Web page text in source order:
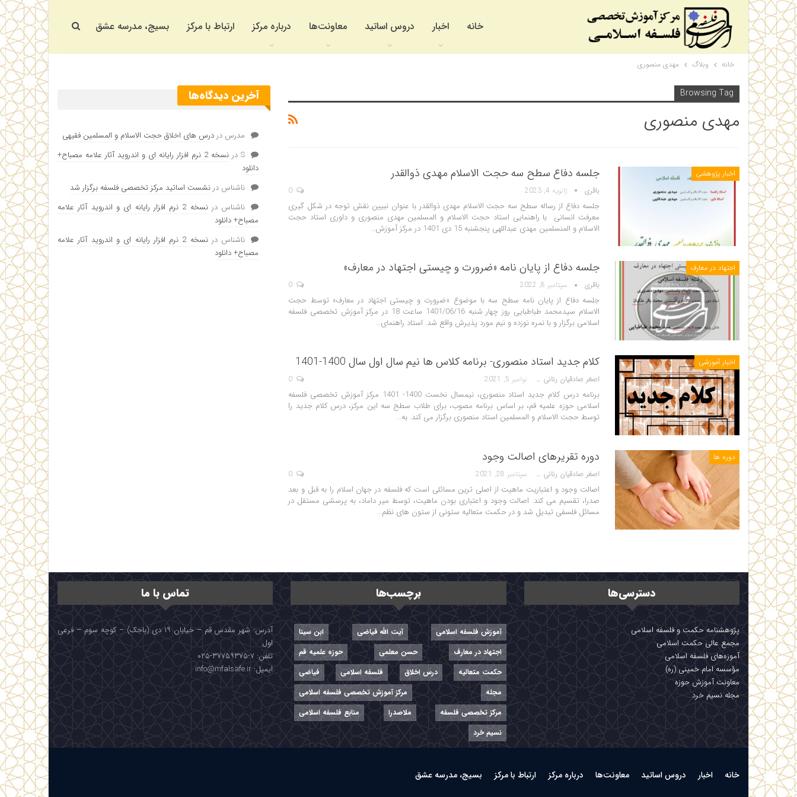
خانه اخبار دروس اساتید معاونت‌ها درباره مرکز ارتباط با مرکز بسیج، مدرسه عشق
خانه وبلاگ مهدی منصوری
Browsing Tag
مهدی منصوری
اخبار پژوهشی جلسه دفاع سطح سه حجت الاسلام مهدی ذوالقدر
باقری ژانویه 4, 2023
جلسه دفاع از رساله سطح سه حجت الاسلام مهدی ذوالقدر با عنوان نبیین نقش توجه در شکل گیری
معرفت انسانی با راهنمایی استاد حجت الاسلام و المسلمین مهدی منصوری و داوری استاد حجت
الاسلام و المنسلمین مهدی عبداللهی پنجشنبه 15 دی 1401 در مرکز آموزش…
اجتهاد در معارف جلسه دفاع از پایان نامه «ضرورت و چیستی اجتهاد در معارف»
باقری سپتامبر 8, 2022
جلسه دفاع از پایان نامه سطح سه با موضوع «ضرورت و چیستی اجتهاد در معارف» توسط حجت
الاسلام سیدمحمد طباطبایی روز چهار شنبه 1401/06/16 ساعت 18 در مرکز آموزش تخصصی فلسفه
اسلامی برگزار و با نمره نوزده و نیم مورد پذیرش واقع شد. استاد راهنمای…
اخبار آموزشی کلام جدید استاد منصوری- برنامه کلاس ها نیم سال اول سال 1400-1401
اصغر صادقیان رنانی نوامبر 5, 2021
برنامه درس کلام جدید استاد منصوری، نیمسال نخست 1400- 1401 مرکز آموزش تخصصی فلسفه
اسلامی حوزه علمیه قم، بر اساس برنامه مصوب، برای طلاب سطح سه این مرکز، درس کلام جدید را
توسط حجت الاسلام و المسلمین استاد منصوری برگزار می کند. به…
دوره ها دوره تقریرهای اصالت وجود
اصغر صادقیان رنانی سپتامبر 28, 2021
اصالت وجود و اعتباریت ماهیت از اصلی ترین مسائلی است که فلسفه در جهان اسلام را به قبل و بعد
صدرا، تقسیم می کند. اصالت وجود و اعتباری بودن ماهیت، توسط میر داماد، به پرسشی مستقل در
مسائل فلسفی تبدیل شد و در حکمت متعالیه ستونی از ستون های نظم…
آخرین دیدگاه‌ها
مدرس در درس های اخلاق حجت الاسلام و المسلمین فقیهی
Sدر
نسخه 2 نرم افزار رایانه ای و اندروید آثار علامه مصباح+
دانلود
ناشناس در نشست اساتید مرکز تخصصی فلسفه برگزار شد
ناشناس در
نسخه 2 نرم افزار رایانه ای و اندروید آثار علامه
مصباح+ دانلود
ناشناس در
نسخه 2 نرم افزار رایانه ای و اندروید آثار علامه
مصباح+ دانلود
دسترسی‌ها
پژوهشنامه حکمت و فلسفه اسلامی
مجمع عالی حکمت اسلامی
آموزه‌های فلسفه اسلامی
مؤسسه امام خمینی (ره)
معاونت آموزش حوزه
مجله نسیم خرد
برچسب‌ها
آموزش فلسفه اسلامی آیت الله فیاضی
ابن سینا
اجتهاد در معارف
حسن معلمی
حوزه علمیه قم
حکمت متعالیه
درس اخلاق فلسفه اسلامی
فیاضی
مجله
مرکز آموزش تخصصی فلسفه اسلامی
مرکز تخصصی فلسفه
ملاصدرا
منابع فلسفه اسلامی
نسیم خرد
تماس با ما
آدرس: شهر مقدس قم – خیابان ۱۹ دی (باجک) – کوچه سوم – فرعی
اول
تلفن: ۷-۳۷۷۵۹۳۷۵-۰۲۵
ایمیل: info@mfalsafe.ir
خانه اخبار دروس اساتید معاونت‌ها درباره مرکز ارتباط با مرکز بسیج، مدرسه عشق